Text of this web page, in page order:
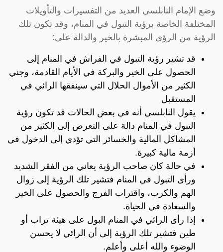
وضع الإمام النابلسي العديد من التفسيرات والتأويلات
المختلفة الخاصة برؤية التبول في المنام، وقد تكون تلك
الرؤية من الرؤى المبشرة بالخير والدالة على:
قد تشير رؤية التبول في الفراش في المنام إلى
الحصول على الخير والبركة في الأيام القادمة، وجني
الكثير من الأموال الحلال التي سينفقها الرائي في
المستقبل
يقول النابلسي أنه في بعض الحالات قد تكون رؤية
التبول في المنام دالة على التعرض إلى الكثير من
المشاكل المالية والخسائر التي تؤدي إلى الدخول في
أزمة مالية كبيرة.
في حالة كان صاحب الرؤية يعاني من الفقر الشديد
ورأى التبول في المنام فتشير تلك الرؤية إلى زوال
الهم والكرب، واقتراب الفرج والحصول على الخير
والسعادة في الحياة.
إذا رأى الرائي في المنام البول على هيئة تراب أو
طين فتشير تلك الرؤية إلى أن الرائي لا يحسن
الوضوء والله أعلى وأعلم.